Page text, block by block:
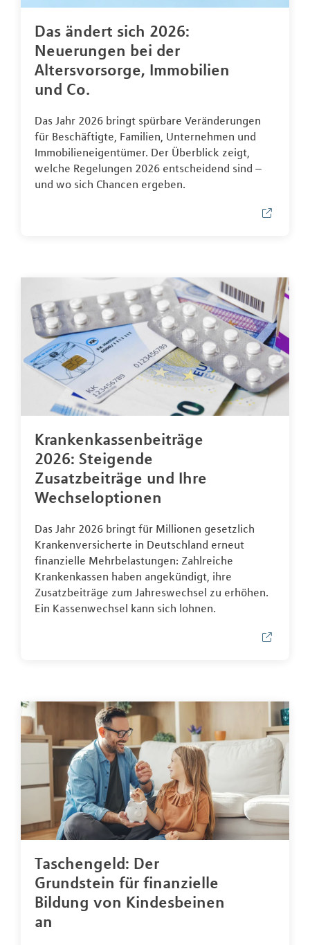
Das ändert sich 2026:
Neuerungen bei der
Altersvorsorge, Immobilien
und Co.
Das Jahr 2026 bringt spürbare Veränderungen
für Beschäftigte, Familien, Unternehmen und
Immobilieneigentümer. Der Überblick zeigt,
welche Regelungen 2026 entscheidend sind –
und wo sich Chancen ergeben.
Krankenkassenbeiträge
2026: Steigende
Zusatzbeiträge und Ihre
Wechseloptionen
Das Jahr 2026 bringt für Millionen gesetzlich
Krankenversicherte in Deutschland erneut
finanzielle Mehrbelastungen: Zahlreiche
Krankenkassen haben angekündigt, ihre
Zusatzbeiträge zum Jahreswechsel zu erhöhen.
Ein Kassenwechsel kann sich lohnen.
Taschengeld: Der
Grundstein für finanzielle
Bildung von Kindesbeinen
an